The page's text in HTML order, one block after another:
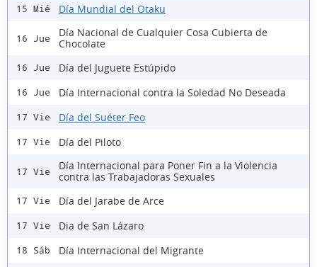
15 Mié Día Mundial del Otaku
16 Jue
Día Nacional de Cualquier Cosa Cubierta de
Chocolate
16 Jue Día del Juguete Estúpido
16 Jue Día Internacional contra la Soledad No Deseada
17 Vie Día del Suéter Feo
17 Vie Día del Piloto
17 Vie
Día Internacional para Poner Fin a la Violencia
contra las Trabajadoras Sexuales
17 Vie Día del Jarabe de Arce
17 Vie Dia de San Lázaro
18 Sáb Día Internacional del Migrante